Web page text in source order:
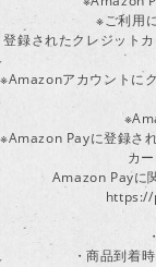
※ご利用
登録されたクレジット
※Amazonアカウントに
※Amazon Payに登録さ
カ
Amazon Payに
https://
・商品到着